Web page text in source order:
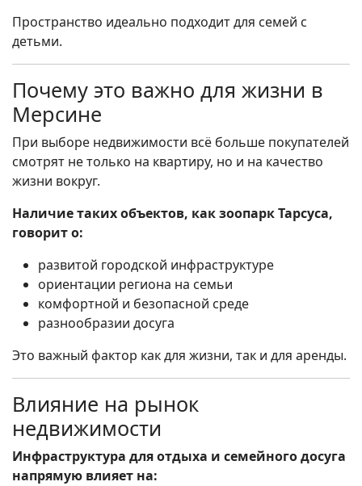
Пространство идеально подходит для семей с
детьми.
Почему это важно для жизни в
Мерсине
При выборе недвижимости всё больше покупателей
смотрят не только на квартиру, но и на качество
жизни вокруг.
Наличие таких объектов, как зоопарк Тарсуса,
говорит о:
развитой городской инфраструктуре
ориентации региона на семьи
комфортной и безопасной среде
разнообразии досуга
Это важный фактор как для жизни, так и для аренды.
Влияние на рынок
недвижимости
Инфраструктура для отдыха и семейного досуга
напрямую влияет на: